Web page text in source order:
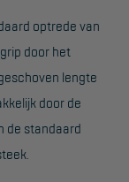
optrede van
door het
lengte
door de
de standaard